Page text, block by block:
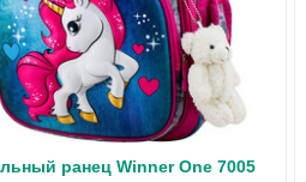
ранец Winner One 7005